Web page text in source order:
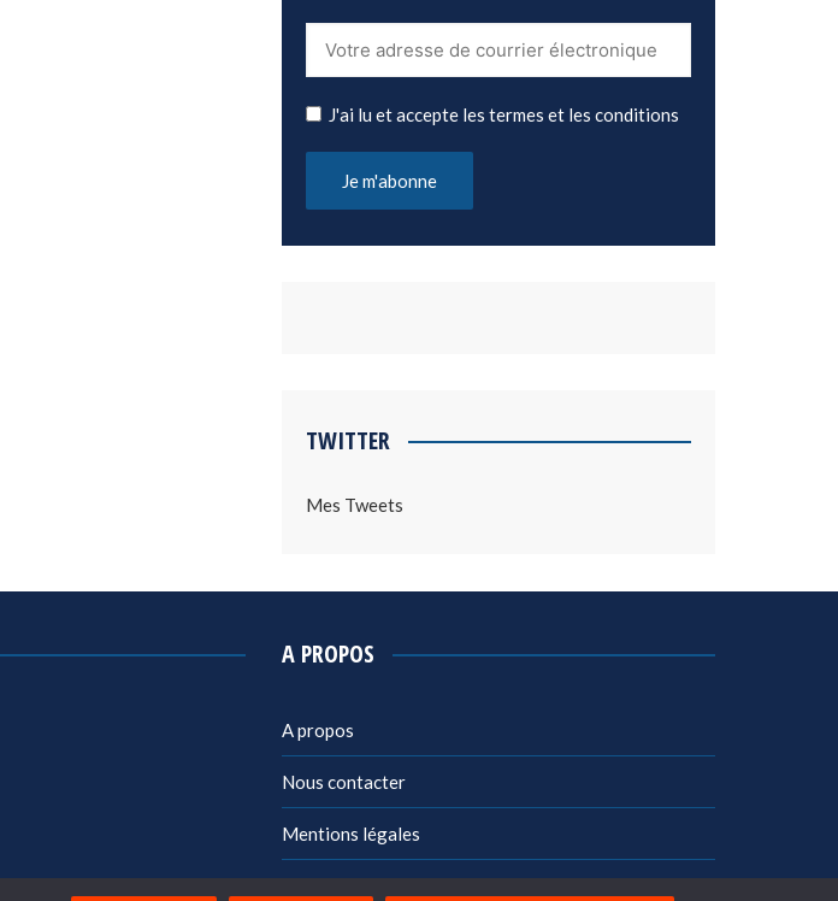
J'ai lu et accepte les termes et les conditions
TWITTER
Mes Tweets
A PROPOS
A propos
Nous contacter
Mentions légales
Politique de confidentialité